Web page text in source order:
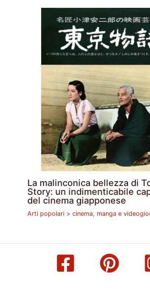
La malinconica bellezza di
Story: un indimenticabile
del cinema giapponese
Arti popolari > cinema, manga e